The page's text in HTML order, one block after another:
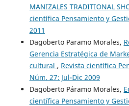
MANIZALES TRADITIONAL
científica Pensamiento y
2011
Dagoberto Paramo Morales,
Gerencia Estratégica de
cultural , Revista científica
Núm. 27: Jul-Dic 2009
Dagoberto Páramo Morales,
científica Pensamiento y